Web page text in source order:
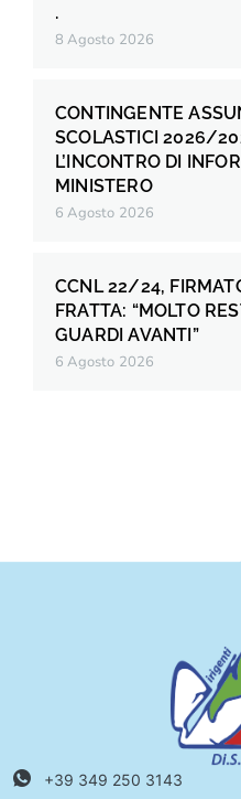
.
8 Agosto 2026
CONTINGENTE
SCOLASTICI 2026/
L’INCONTRO DI
MINISTERO
6 Agosto 2026
CCNL 22/24,
FRATTA: “MOLTO
GUARDI AVANTI”
6 Agosto 2026
+39 349 250 3143